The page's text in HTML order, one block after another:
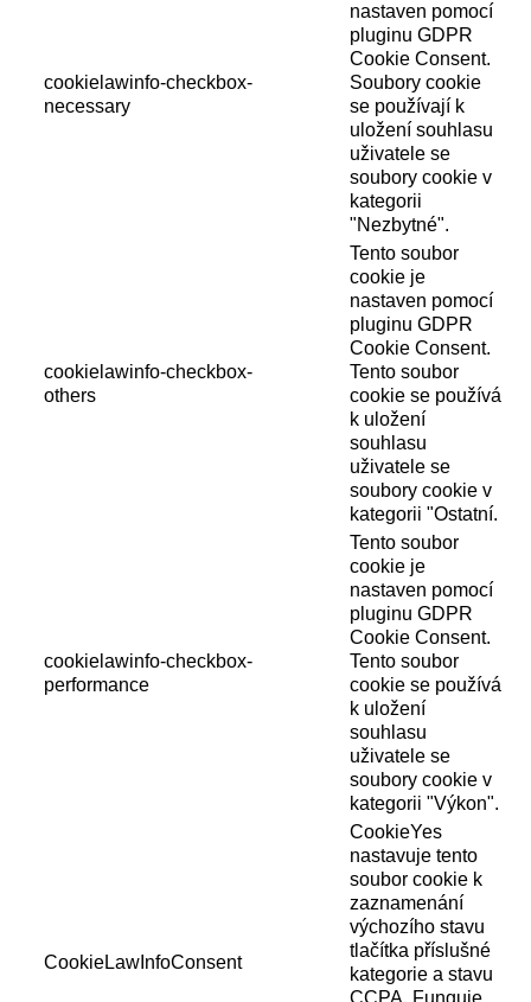
cookielawinfo-checkbox-
necessary
nastaven pomocí
pluginu GDPR
Cookie Consent.
Soubory cookie
se používají k
uložení souhlasu
uživatele se
soubory cookie v
kategorii
"Nezbytné".
cookielawinfo-checkbox-
others
Tento soubor
cookie je
nastaven pomocí
pluginu GDPR
Cookie Consent.
Tento soubor
cookie se používá
k uložení
souhlasu
uživatele se
soubory cookie v
kategorii "Ostatní.
cookielawinfo-checkbox-
performance
Tento soubor
cookie je
nastaven pomocí
pluginu GDPR
Cookie Consent.
Tento soubor
cookie se používá
k uložení
souhlasu
uživatele se
soubory cookie v
kategorii "Výkon".
CookieLawInfoConsent
CookieYes
nastavuje tento
soubor cookie k
zaznamenání
výchozího stavu
tlačítka příslušné
kategorie a stavu